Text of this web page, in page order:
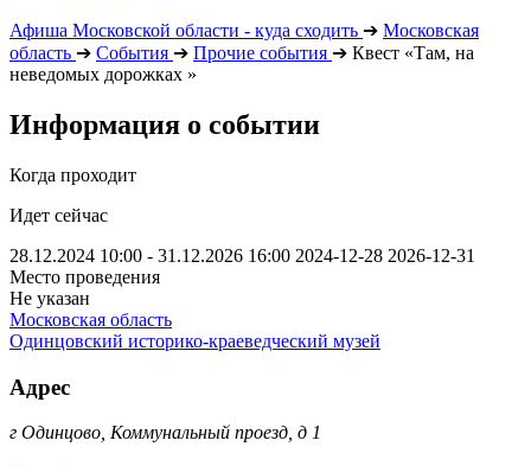
Афиша Московской области - куда сходить ➔ Московская
область ➔ События ➔ Прочие события ➔ Квест «Там, на
неведомых дорожках »
Информация о событии
Когда проходит
Идет сейчас
28.12.2024 10:00 - 31.12.2026 16:00 2024-12-28 2026-12-31
Место проведения
Не указан
Московская область
Одинцовский историко-краеведческий музей
Адрес
г Одинцово, Коммунальный проезд, д 1